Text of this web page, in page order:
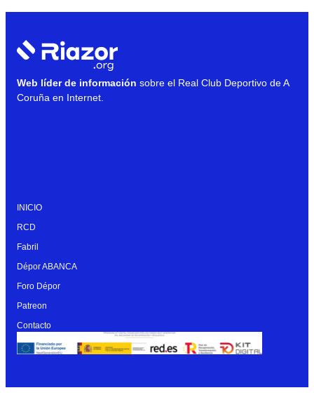
Web líder de información sobre el Real Club Deportivo de A
Coruña en Internet.
INICIO
RCD
Fabril
Dépor ABANCA
Foro Dépor
Patreon
Contacto